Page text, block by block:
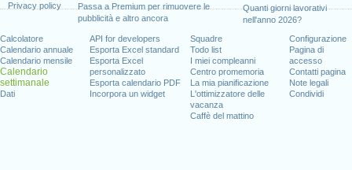
Privacy policy
Passa a Premium per rimuovere le
pubblicità e altro ancora
Quanti giorni lavorativi
nell'anno 2026?
Calcolatore
Calendario annuale
Calendario mensile
Calendario
settimanale
Dati
API for developers
Esporta Excel standard
Esporta Excel
personalizzato
Esporta calendario PDF
Incorpora un widget
Squadre
Todo list
I miei compleanni
Centro promemoria
La mia pianificazione
L'ottimizzatore delle
vacanza
Caffè del mattino
Configurazione
Pagina di
accesso
Contatti pagina
Note legali
Condividi